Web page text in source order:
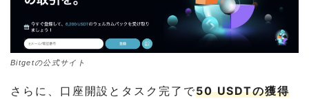
Bitgetの公式サイト
さらに、口座開設とタスク完了で50 USDTの獲得